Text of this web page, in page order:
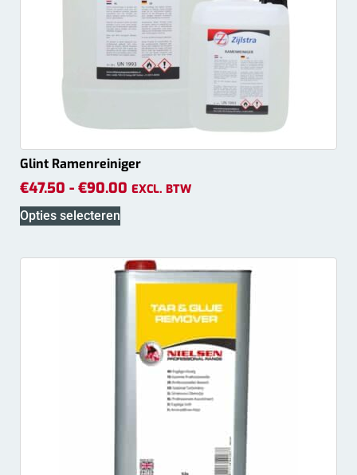
Glint Ramenreiniger
€47.50 - €90.00 EXCL. BTW
Opties selecteren